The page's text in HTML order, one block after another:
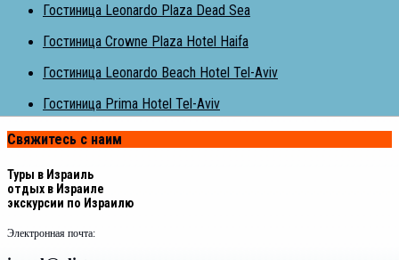
Гостиница Leonardo Plaza Dead Sea
Гостиница Crowne Plaza Hotel Haifa
Гостиница Leonardo Beach Hotel Tel-Aviv
Гостиница Prima Hotel Tel-Aviv
Свяжитесь с наим
Туры в Израиль
отдых в Израиле
экскурсии по Израилю
Электронная почта: